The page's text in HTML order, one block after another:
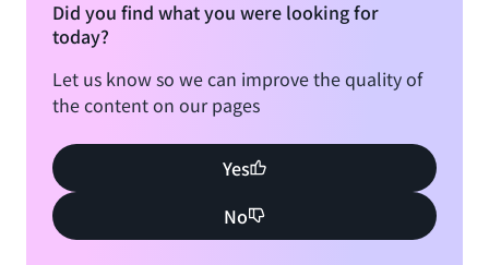
Did you find what you were looking for
today?
Let us know so we can improve the quality of
the content on our pages
Yes
No